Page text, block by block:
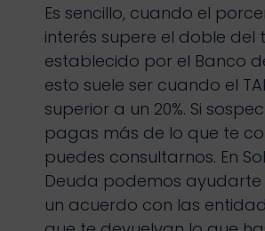
Es sencillo, cuando el
interés supere el doble del
establecido por el Banco
esto suele ser cuando el
superior a un 20%. Si
pagas más de lo que te
puedes consultarnos. En
Deuda podemos
un acuerdo con las